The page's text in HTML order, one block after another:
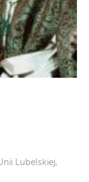
Lubelskiej,